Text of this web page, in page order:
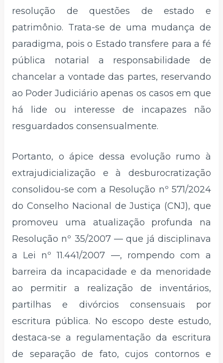
resolução de questões de estado e
patrimônio. Trata-se de uma mudança de
paradigma, pois o Estado transfere para a fé
pública notarial a responsabilidade de
chancelar a vontade das partes, reservando
ao Poder Judiciário apenas os casos em que
há lide ou interesse de incapazes não
resguardados consensualmente.
Portanto, o ápice dessa evolução rumo à
extrajudicialização e à desburocratização
consolidou-se com a Resolução nº 571/2024
do Conselho Nacional de Justiça (CNJ), que
promoveu uma atualização profunda na
Resolução nº 35/2007 — que já disciplinava
a Lei nº 11.441/2007 —, rompendo com a
barreira da incapacidade e da menoridade
ao permitir a realização de inventários,
partilhas e divórcios consensuais por
escritura pública. No escopo deste estudo,
destaca-se a regulamentação da escritura
de separação de fato, cujos contornos e